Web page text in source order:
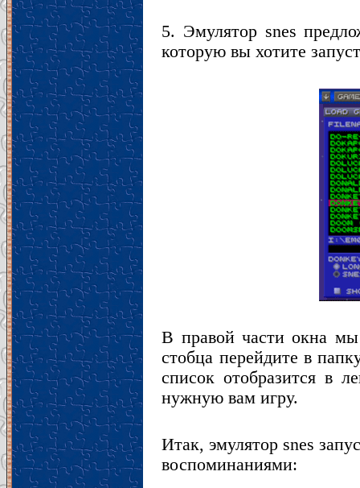
5. Эмулятор snes
которую вы хотите
В правой части окна
стобца перейдите в
список отобразится в
нужную вам игру.
Итак, эмулятор snes
воспоминаниями: